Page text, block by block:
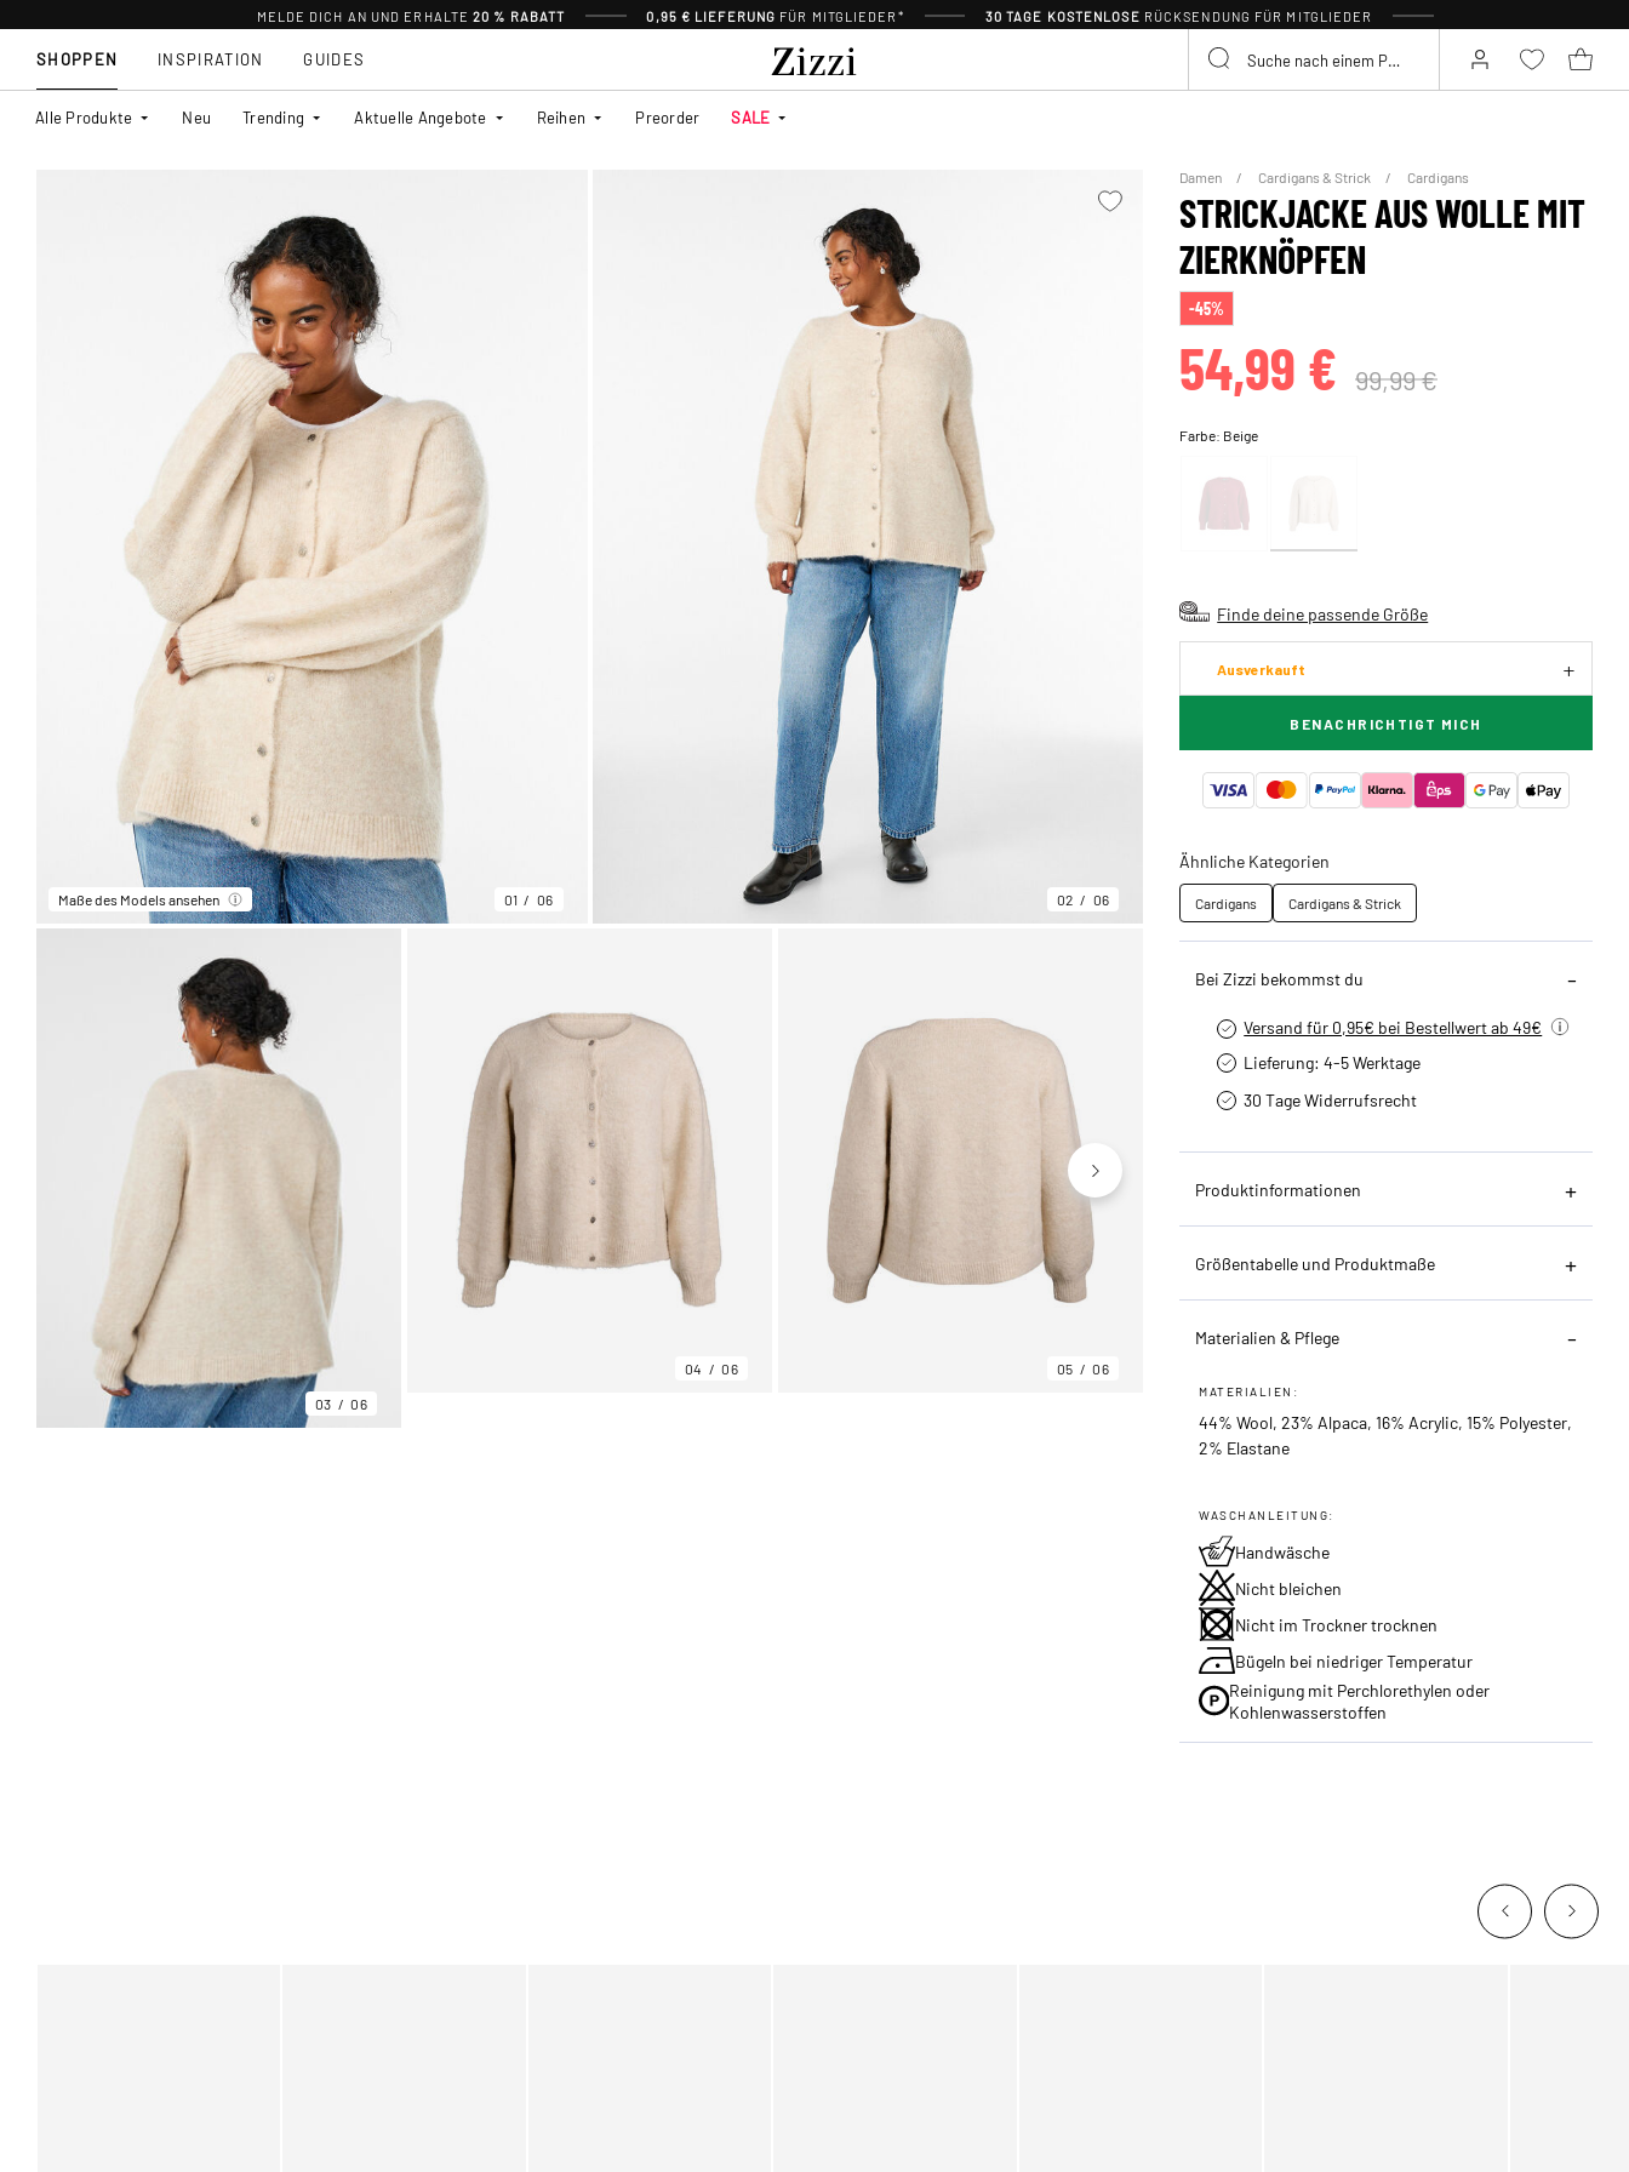
MELDE DICH AN UND ERHALTE20 % RABATT 0,95 € LIEFERUNG FÜR MITGLIEDER* 30 TAGE KOSTENLOSE RÜCKSENDUNG FÜR MITGLIEDER
SHOPPEN
Alle Produkte Neu Trending Aktuelle Angebote Reihen Preorder SALE
INSPIRATION GUIDES
Maße des Models ansehen 01 06 02 06
03 06
04 06 05 06
Damen Cardigans & Strick Cardigans
STRICKJACKE AUS WOLLE MIT
ZIERKNÖPFEN
-45%
54,99 € 99,99 €
Farbe: Beige
Finde deine passende Größe
Ausverkauft
BENACHRICHTIGT MICH
Ähnliche Kategorien
Cardigans Cardigans & Strick
Bei Zizzi bekommst du
Versand für 0,95€ bei Bestellwert ab 49€
Lieferung: 4-5 Werktage
30 Tage Widerrufsrecht
Produktinformationen
Größentabelle und Produktmaße
Materialien & Pflege
MATERIALIEN:
44% Wool, 23% Alpaca, 16% Acrylic, 15% Polyester,
2% Elastane
WASCHANLEITUNG:
Handwäsche
Nicht bleichen
Nicht im Trockner trocknen
Bügeln bei niedriger Temperatur
Reinigung mit Perchlorethylen oder
Kohlenwasserstoffen